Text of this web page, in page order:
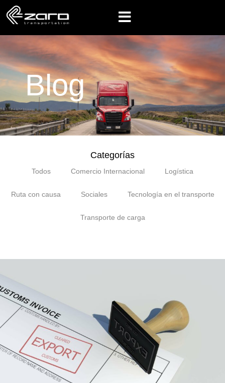
Blog
Categorías
Todos Comercio Internacional Logística
Ruta con causa Sociales Tecnología en el transporte
Transporte de carga